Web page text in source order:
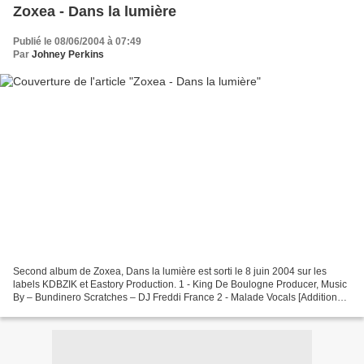
Zoxea - Dans la lumière
Publié le 08/06/2004 à 07:49
Par Johney Perkins
Second album de Zoxea, Dans la lumière est sorti le 8 juin 2004 sur les
labels KDBZIK et Eastory Production. 1 - King De Boulogne Producer, Music
By – Bundinero Scratches – DJ Freddi France 2 - Malade Vocals [Additional]